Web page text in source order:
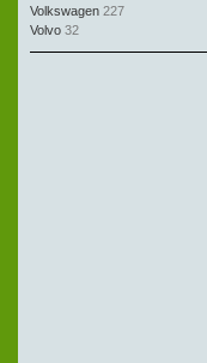
Volkswagen 227
Volvo 32